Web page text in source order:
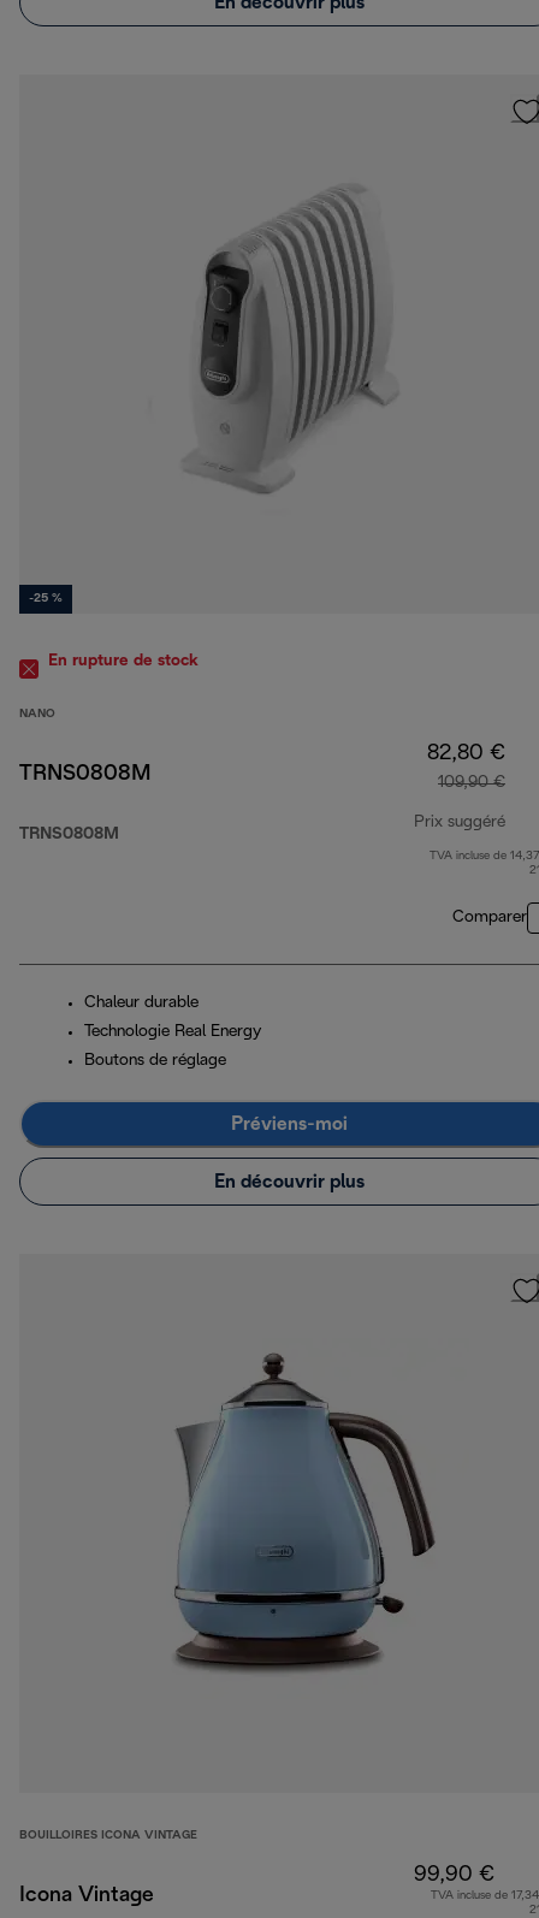
-25 %
En rupture de stock
NANO
TRNS0808M
TRNS0808M
82,80 €
109,90 €
Prix suggéré
prix
TVA incluse de
Comparer
Chaleur durable
Technologie Real Energy
Boutons de réglage
Préviens-moi
En découvrir plus
BOUILLOIRES ICONA VINTAGE
Icona Vintage
99,90 €
TVA incluse de